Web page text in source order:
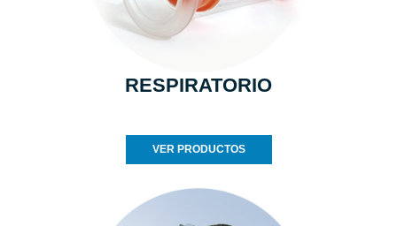
RESPIRATORIO
VER PRODUCTOS